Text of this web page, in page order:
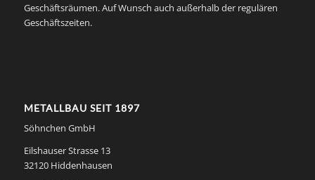
Geschäftsräumen. Auf Wunsch auch außerhalb der regulären
Geschäftszeiten.
METALLBAU SEIT 1897
Söhnchen GmbH
Eilshauser Strasse 13
32120 Hiddenhausen